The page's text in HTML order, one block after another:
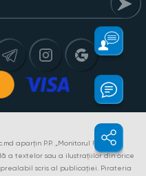
aparțin P.P. „Monitorul Fiscal
a textelor sau a ilustrațiilor din orice
scris al publicației. Pirateria